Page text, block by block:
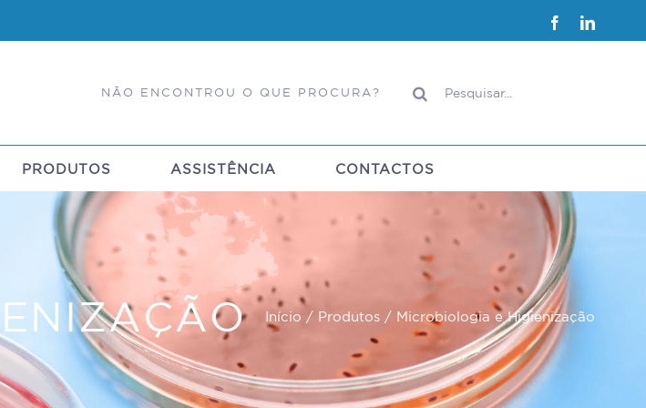
Facebook
NÃO ENCONTROU O QUE PROCURA? Pesquisar
PRODUTOS ASSISTÊNCIA CONTACTOS
Início Produtos Microbiologia e Higienização